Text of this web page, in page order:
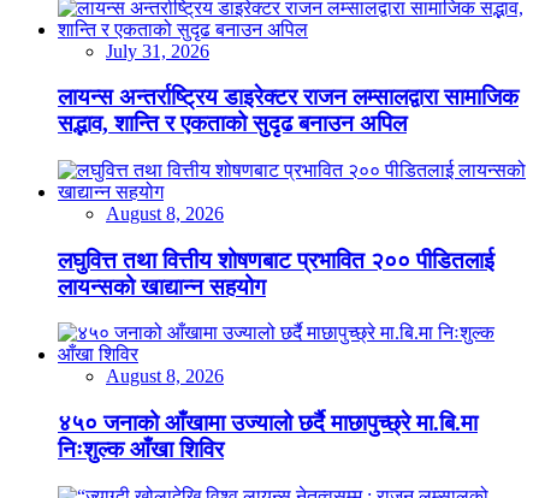
July 31, 2026
लायन्स अन्तर्राष्ट्रिय डाइरेक्टर राजन लम्सालद्वारा सामाजिक
सद्भाव, शान्ति र एकताको सुदृढ बनाउन अपिल
August 8, 2026
लघुवित्त तथा वित्तीय शोषणबाट प्रभावित २०० पीडितलाई
लायन्सको खाद्यान्न सहयोग
August 8, 2026
४५० जनाको आँखामा उज्यालो छर्दै माछापुच्छ्रे मा.बि.मा
निःशुल्क आँखा शिविर